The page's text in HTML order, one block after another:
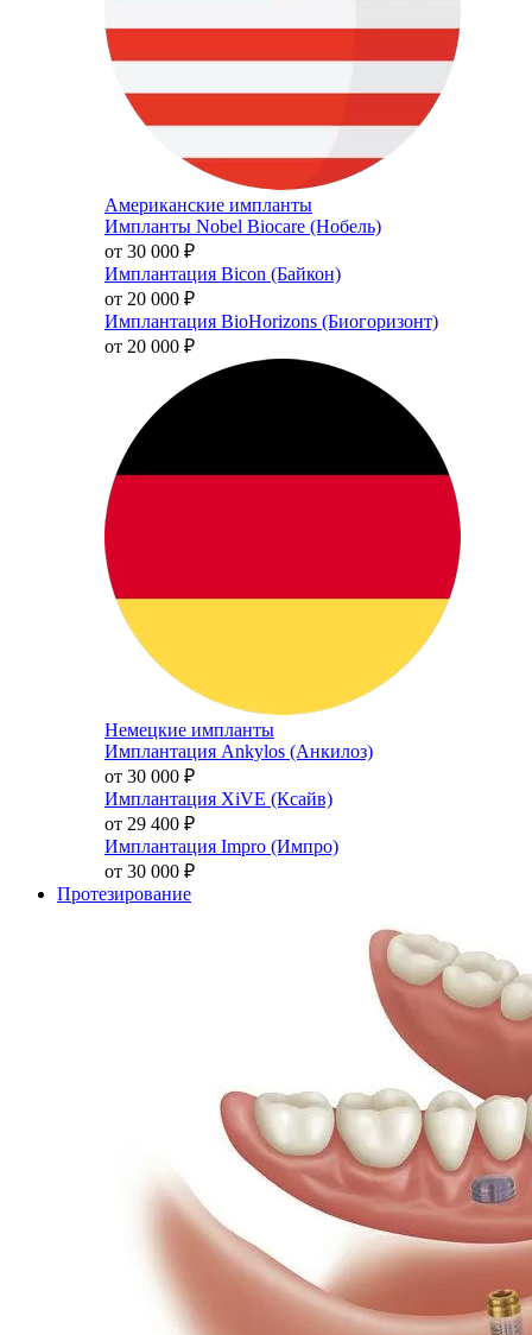
Американские импланты
Импланты Nobel Biocare (Нобель)
от 30 000 ₽
Имплантация Bicon (Байкон)
от 20 000 ₽
Имплантация BioHorizons (Биогоризонт)
от 20 000 ₽
Немецкие импланты
Имплантация Ankylos (Анкилоз)
от 30 000 ₽
Имплантация XiVE (Ксайв)
от 29 400 ₽
Имплантация Impro (Импро)
от 30 000 ₽
Протезирование